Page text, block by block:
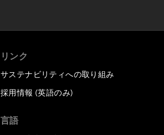
リンク
サステナビリティへの取り組み
採用情報 (英語のみ)
言語